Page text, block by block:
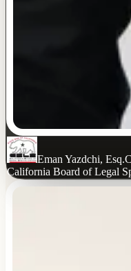
Eman Yazdchi, Esq.
California Board of Legal